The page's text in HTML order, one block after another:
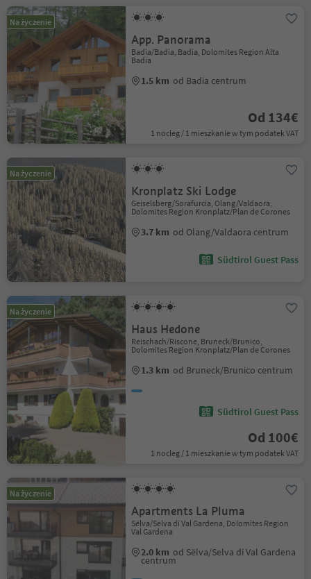
Na życzenie
App. Panorama
Badia/Badia, Badia, Dolomites Region Alta
Badia
1.5 km od Badia centrum
Od 134€
1 nocleg / 1 mieszkanie w tym podatek VAT
Na życzenie
Kronplatz Ski Lodge
Geiselsberg/Sorafurcia, Olang/Valdaora,
Dolomites Region Kronplatz/Plan de Corones
3.7 km od Olang/Valdaora centrum
Südtirol Guest Pass
Na życzenie
Haus Hedone
Reischach/Riscone, Bruneck/Brunico,
Dolomites Region Kronplatz/Plan de Corones
1.3 km od Bruneck/Brunico centrum
Südtirol Guest Pass
Od 100€
1 nocleg / 1 mieszkanie w tym podatek VAT
Na życzenie
Apartments La Pluma
Sëlva/Selva di Val Gardena, Dolomites Region
Val Gardena
2.0 km od Sëlva/Selva di Val Gardena
centrum